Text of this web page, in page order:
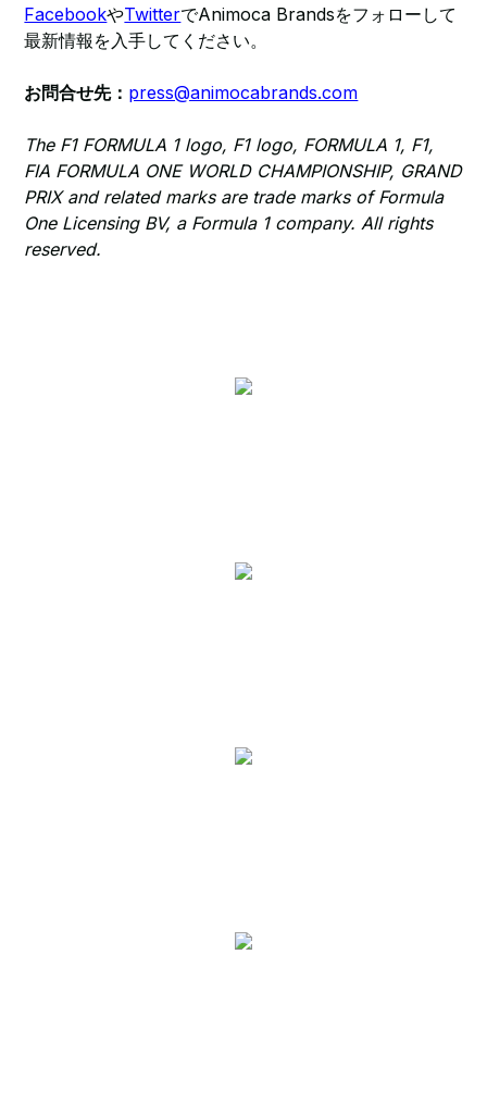
FacebookやTwitterでAnimoca Brandsをフォローして
最新情報を入手してください。
お問合せ先： press@animocabrands.com
The F1 FORMULA 1 logo, F1 logo, FORMULA 1, F1,
FIA FORMULA ONE WORLD CHAMPIONSHIP, GRAND
PRIX and related marks are trade marks of Formula
One Licensing BV, a Formula 1 company. All rights
reserved.